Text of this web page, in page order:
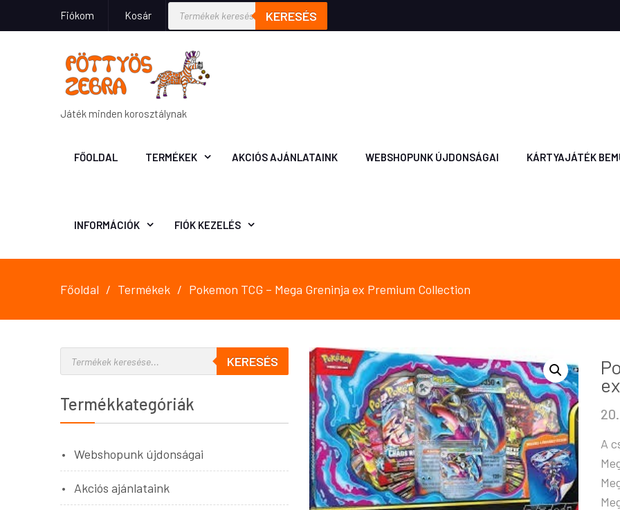
Fiókom Kosár KERESÉS
Játék minden korosztálynak
FŐOLDAL TERMÉKEK AKCIÓS AJÁNLATAINK WEBSHOPUNK ÚJDONSÁGAI KÁRTYAJÁTÉK
INFORMÁCIÓK FIÓK KEZELÉS
Főoldal Termékek Pokemon TCG – Mega Greninja ex Premium Collection
A
KERESÉS
Termékkategóriák
Webshopunk újdonságai
Akciós ajánlataink